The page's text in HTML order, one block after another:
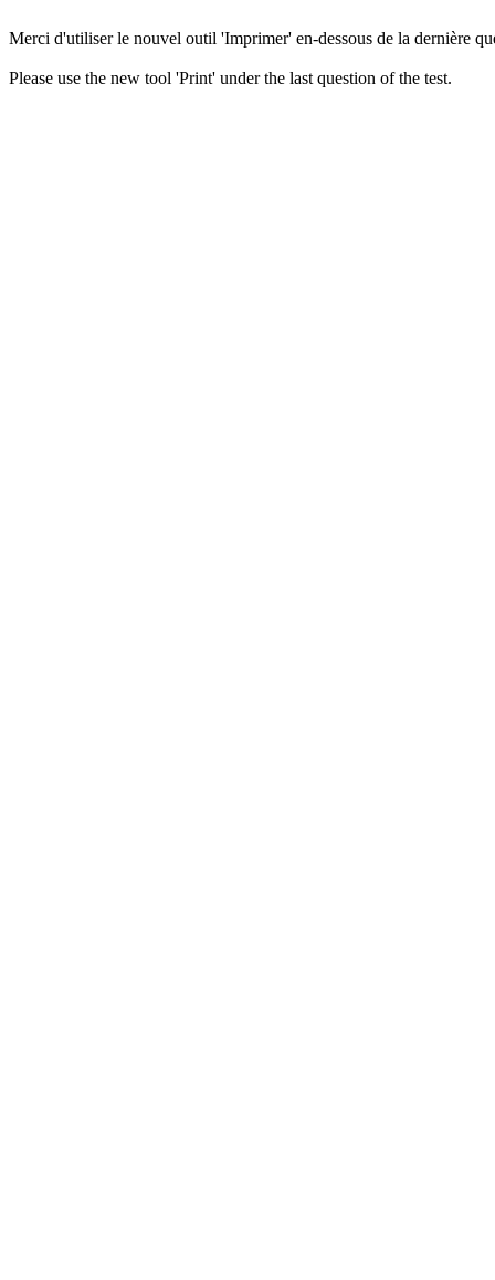
Merci d'utiliser le nouvel outil 'Imprimer' en-dessous de la dernière
Please use the new tool 'Print' under the last question of the test.